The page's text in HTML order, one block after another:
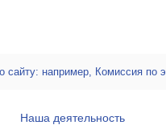
Наша деятельность